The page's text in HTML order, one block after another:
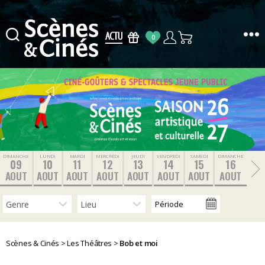
&
Cinés
0
DIMANCHE
09
AOUT
LUNDI
10
AOUT
MARDI
11
AOUT
MERCREDI
12
AOUT
JEUDI
13
AOUT
VENDREDI
14
AOUT
SAMEDI
15
AOUT
DIMANCHE
16
AOUT
Scènes & Cinés >Les Théâtres > Bob et moi